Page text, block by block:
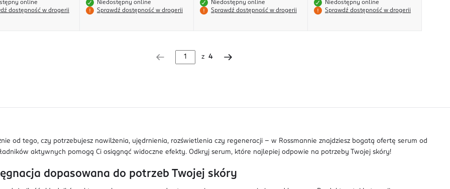
online
dostępność w drogerii
Niedostępny online
Sprawdź dostępność w drogerii
Niedostępny online
Sprawdź dostępność w drogerii
Niedostępny online
Sprawdź dostępność w drogerii
z 4
od tego, czy potrzebujesz nawilżenia, ujędrnienia, rozświetlenia czy regeneracji – w Rossmannie znajdziesz bogatą ofertę serum od
aktywnych pomogą Ci osiągnąć widoczne efekty. Odkryj serum, które najlepiej odpowie na potrzeby Twojej skóry!
dopasowana do potrzeb Twojej skóry